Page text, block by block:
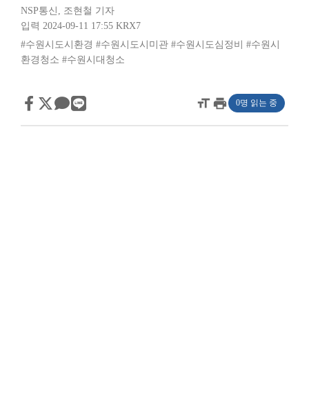
NSP통신 , 조현철 기자
입력 2024-09-11 17:55 KRX7
#수원시도시환경 #수원시도시미관 #수원시도심정비
#수원시
환경청소 #수원시대청소
format_sizeprint 0명 읽는 중